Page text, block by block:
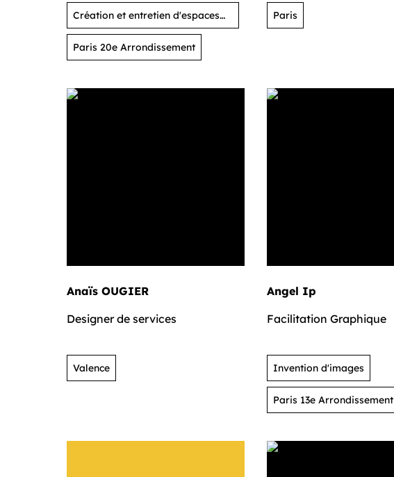
Création et entretien d'espaces
verts
Paris 20e Arrondissement
Paris
Anaïs OUGIER
Designer de services
Valence
Angel Ip
Facilitation Graphique
Invention d'images
Paris 13e Arrondissement